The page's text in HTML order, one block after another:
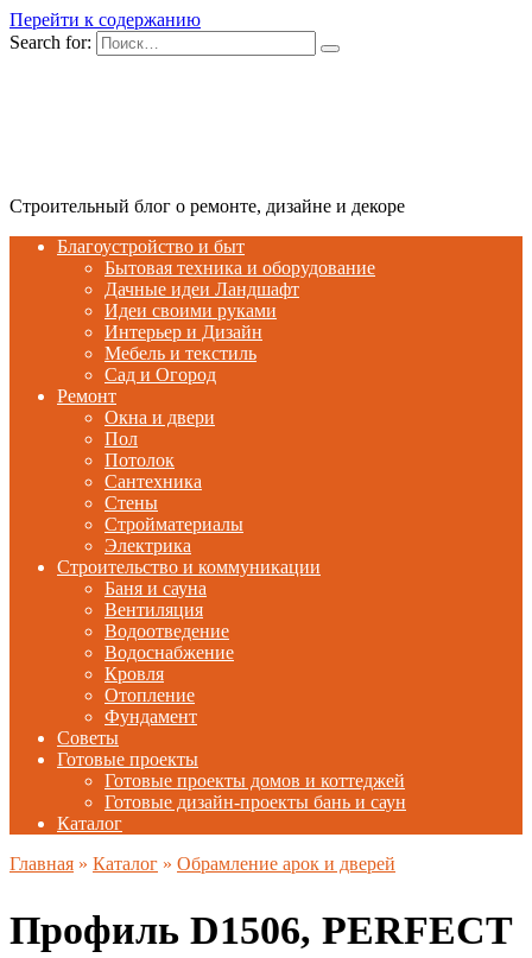
Перейти к содержанию
Search for:
Строительный блог о ремонте, дизайне и декоре
Благоустройство и быт
Бытовая техника и оборудование
Дачные идеи Ландшафт
Идеи своими руками
Интерьер и Дизайн
Мебель и текстиль
Сад и Огород
Ремонт
Окна и двери
Пол
Потолок
Сантехника
Стены
Стройматериалы
Электрика
Строительство и коммуникации
Баня и сауна
Вентиляция
Водоотведение
Водоснабжение
Кровля
Отопление
Фундамент
Советы
Готовые проекты
Готовые проекты домов и коттеджей
Готовые дизайн-проекты бань и саун
Каталог
Главная » Каталог » Обрамление арок и дверей
Профиль D1506, PERFECT